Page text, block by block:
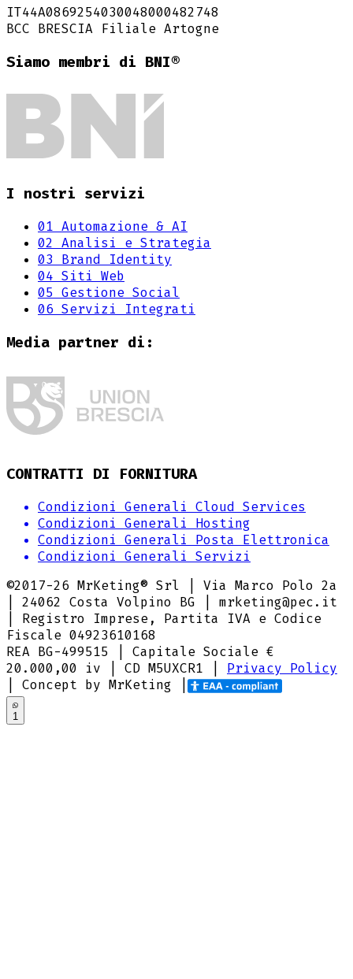
IT44A0869254030048000482748
BCC BRESCIA Filiale Artogne
Siamo membri di BNI®
I nostri servizi
01 Automazione & AI
02 Analisi e Strategia
03 Brand Identity
04 Siti Web
05 Gestione Social
06 Servizi Integrati
Media partner di:
CONTRATTI DI FORNITURA
Condizioni Generali Cloud Services
Condizioni Generali Hosting
Condizioni Generali Posta Elettronica
Condizioni Generali Servizi
©2017-26 MrKeting® Srl | Via Marco Polo 2a
| 24062 Costa Volpino BG | mrketing@pec.it
| Registro Imprese, Partita IVA e Codice
Fiscale 04923610168
REA BG-499515 | Capitale Sociale €
20.000,00 iv |
CD M5UXCR1
Privacy Policy
| Concept by MrKeting |
1